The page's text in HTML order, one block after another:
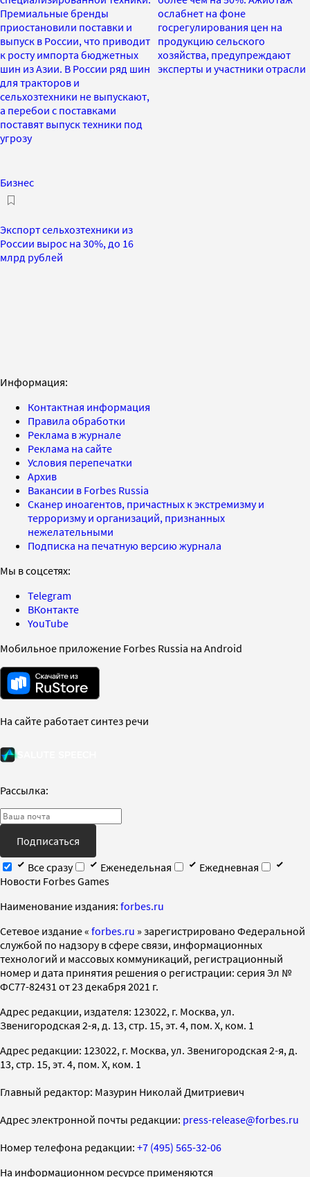
Премиальные бренды
приостановили поставки и
выпуск в России, что приводит
к росту импорта бюджетных
шин из Азии. В России ряд шин
для тракторов и
сельхозтехники не выпускают,
а перебои с поставками
поставят выпуск техники под
угрозу
ослабнет на фоне
госрегулирования цен на
продукцию сельского
хозяйства, предупреждают
эксперты и участники отрасли
Бизнес
Экспорт сельхозтехники из
России вырос на 30%, до 16
млрд рублей
Информация:
Контактная информация
Правила обработки
Реклама в журнале
Реклама на сайте
Условия перепечатки
Архив
Вакансии в Forbes Russia
Сканер иноагентов, причастных к экстремизму и
терроризму и организаций, признанных
нежелательными
Подписка на печатную версию журнала
Мы в соцсетях:
Telegram
ВКонтакте
YouTube
Мобильное приложение Forbes Russia на Android
На сайте работает синтез речи
Рассылка:
Подписаться
Все сразу
Еженедельная
Ежедневная
Новости Forbes Games
Наименование издания: forbes.ru
Cетевое издание « forbes.ru » зарегистрировано Федеральной
службой по надзору в сфере связи, информационных
технологий и массовых коммуникаций, регистрационный
номер и дата принятия решения о регистрации: серия Эл №
ФС77-82431 от 23 декабря 2021 г.
Адрес редакции, издателя: 123022, г. Москва, ул.
Звенигородская 2-я, д. 13, стр. 15, эт. 4, пом. X, ком. 1
Адрес редакции: 123022, г. Москва, ул. Звенигородская 2-я, д.
13, стр. 15, эт. 4, пом. X, ком. 1
Главный редактор: Мазурин Николай Дмитриевич
Адрес электронной почты редакции: press-release@forbes.ru
Номер телефона редакции: +7 (495) 565-32-06
На информационном ресурсе применяются